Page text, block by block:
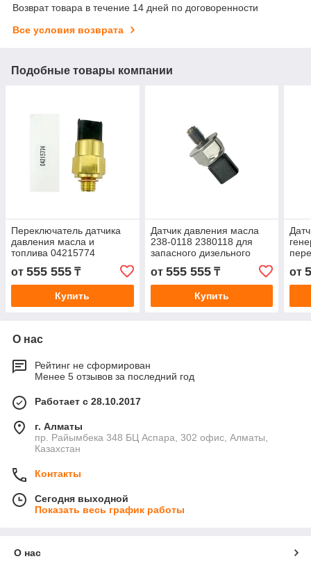
Возврат товара в течение 14 дней по договоренности
Все условия возврата
Подобные товары компании
Переключатель датчика
давления масла и
топлива 04215774
04215774ed 0421-3020
04213020 4213020 для
Bf4m1013fc B
от 555 555 ₸
Купить
Датчик давления масла
238-0118 2380118 для
запасного дизельного
двигателя экскаватора
320d E320d
от 555 555₸
Купить
от
О нас
Рейтинг не сформирован
Менее 5 отзывов за последний год
Работает с 28.10.2017
г. Алматы
пр. Райымбека 348 БЦ Аспара, 302 офис, Алматы,
Казахстан
Контакты
Сегодня выходной
Показать весь график работы
О нас